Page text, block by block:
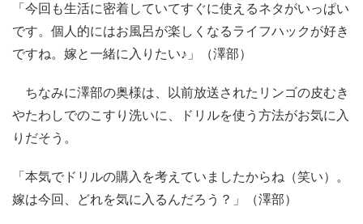
「今回も生活に密着していてすぐに使えるネタがいっぱい
です。個人的にはお風呂が楽しくなるライフハックが好き
ですね。嫁と一緒に入りたい♪」（澤部）
ちなみに澤部の奥様は、以前放送されたリンゴの皮むき
やたわしでのこすり洗いに、ドリルを使う方法がお気に入
りだそう。
「本気でドリルの購入を考えていましたからね（笑い）。
嫁は今回、どれを気に入るんだろう？」（澤部）